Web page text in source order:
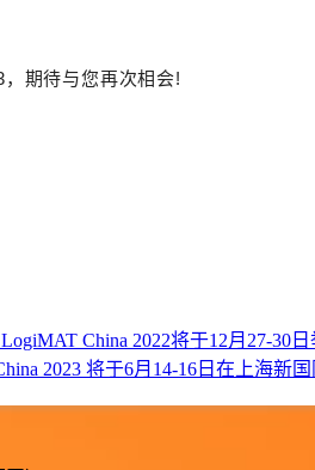
期待与您再次相会!
China 2022将于12月27-30日
2023 将于6月14-16日在上海新